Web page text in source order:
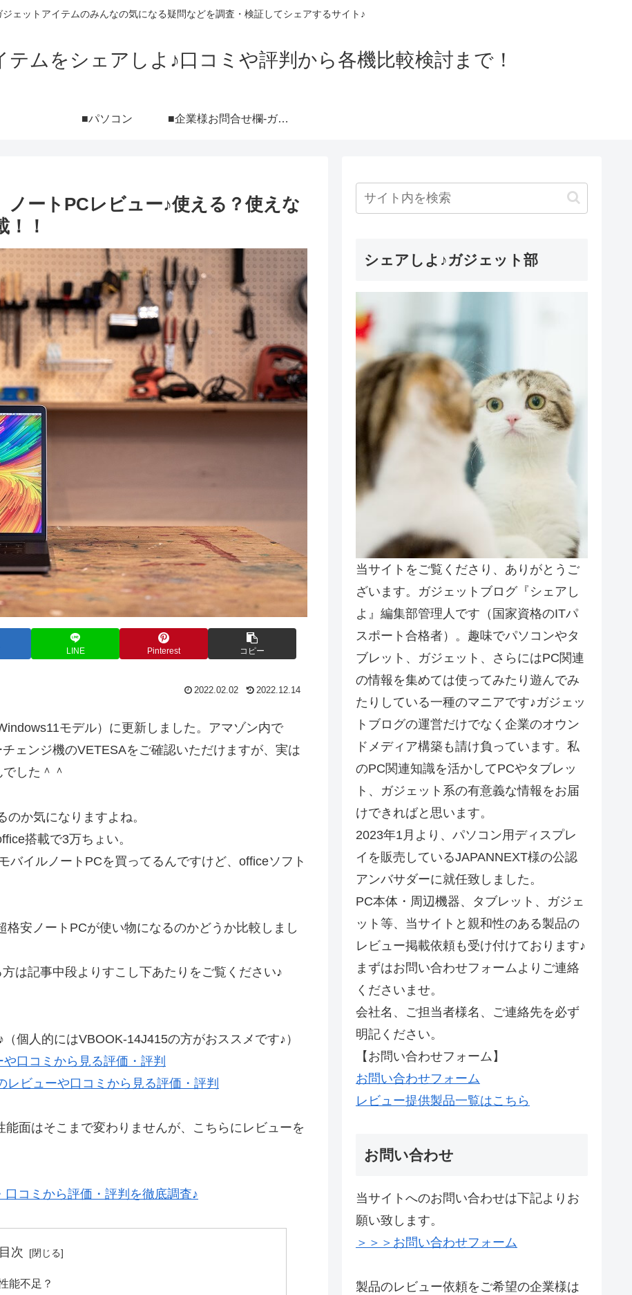
ジェットアイテムのみんなの気になる疑問などを調査・検証してシェアするサイト♪
ムをシェアしよ♪口コミや評判から各機比較検討まで！
■パソコン ■企業様お問合せ欄-ガジェットブログ『シェアしよ♪』レビュー依頼用-（ポートフォリオ付き）
ートPCレビュー♪使える？使えな
！
LINE Pinterest コピー
2022.02.02 2022.12.14
モデル）に更新しました。アマゾン内で
ェンジ機のVETESAをご確認いただけますが、実は
した＾＾
か気になりますよね。
搭載で3万ちょい。
バイルノートPCを買ってるんですけど、officeソフト
安ノートPCが使い物になるのかどうか比較しまし
は記事中段よりすこし下あたりをご覧ください♪
個人的にはVBOOK-14J415の方がおススメです♪）
口コミから見る評価・評判
ビューや口コミから見る評価・評判
面はそこまで変わりませんが、こちらにレビューを
コミから評価・評判を徹底調査♪
目次
能不足？
シェアしよ♪ガジェット部
当サイトをご覧くださり、ありがとうご
ざいます。ガジェットブログ『シェアし
よ』編集部管理人です（国家資格のITパ
スポート合格者）。趣味でパソコンやタ
ブレット、ガジェット、さらにはPC関連
の情報を集めては使ってみたり遊んでみ
たりしている一種のマニアです♪ガジェッ
トブログの運営だけでなく企業のオウン
ドメディア構築も請け負っています。私
のPC関連知識を活かしてPCやタブレッ
ト、ガジェット系の有意義な情報をお届
けできればと思います。
2023年1月より、パソコン用ディスプレ
イを販売しているJAPANNEXT様の公認
アンバサダーに就任致しました。
PC本体・周辺機器、タブレット、ガジェ
ット等、当サイトと親和性のある製品の
レビュー掲載依頼も受け付けております♪
まずはお問い合わせフォームよりご連絡
くださいませ。
会社名、ご担当者様名、ご連絡先を必ず
明記ください。
【お問い合わせフォーム】
お問い合わせフォーム
レビュー提供製品一覧はこちら
お問い合わせ
当サイトへのお問い合わせは下記よりお
願い致します。
＞＞＞お問い合わせフォーム
製品のレビュー依頼をご希望の企業様は